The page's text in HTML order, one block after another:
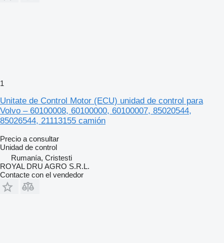
1
Unitate de Control Motor (ECU) unidad de control para
Volvo – 60100008, 60100000, 60100007, 85020544,
85026544, 21113155 camión
Precio a consultar
Unidad de control
Rumanía, Cristesti
ROYAL DRU AGRO S.R.L.
Contacte con el vendedor